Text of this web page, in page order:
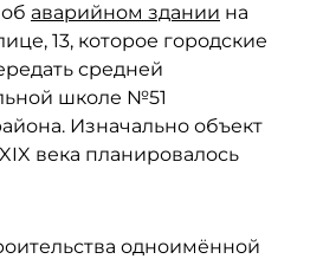
аварийном здании на
13, которое городские
средней
школе №51
Изначально объект
века планировалось
одноимённой